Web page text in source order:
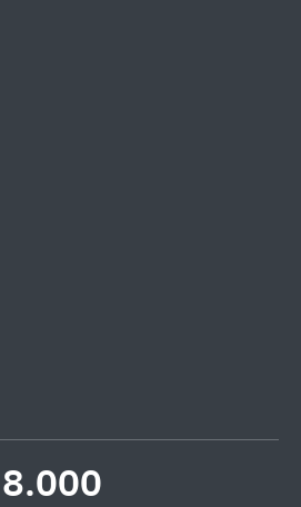
8.000